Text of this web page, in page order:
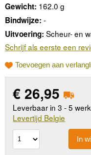
Gewicht: 162.0 g
Bindwijze: -
Uitvoering: Scheur- en
Schrijf als eerste een
Toevoegen aan
€ 26,95
Leverbaar in 3 - 5
Levertijd Belgie
In